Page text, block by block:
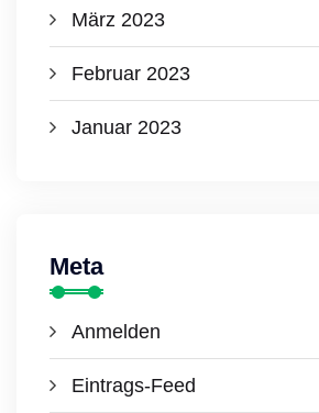
März 2023
Februar 2023
Januar 2023
Meta
Anmelden
Eintrags-Feed